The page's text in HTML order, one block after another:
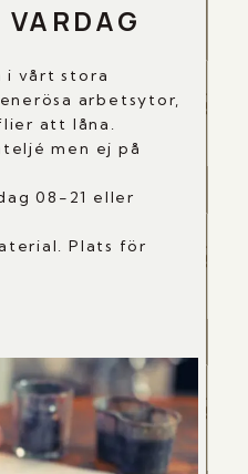
i vårt stora
arbetsytor,
att låna.
men ej på
08-21 eller
Plats för